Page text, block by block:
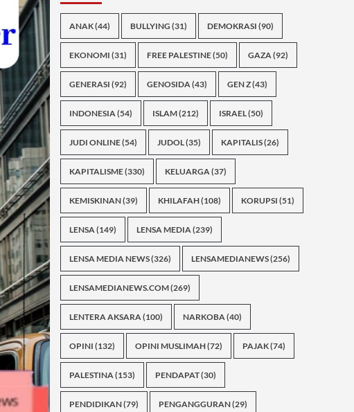
ANAK(44) BULLYING (31) DEMOKRASI (90)
EKONOMI (31) FREE PALESTINE(50) GAZA(92)
GENERASI (92) GENOSIDA(43) GEN Z(43)
INDONESIA(54) ISLAM(212) ISRAEL(50)
JUDI ONLINE(54) JUDOL(35) KAPITALIS(26)
KAPITALISME(330) KELUARGA(37)
KEMISKINAN(39) KHILAFAH(108) KORUPSI (51)
LENSA(149) LENSA MEDIA(239)
LENSA MEDIA NEWS(326) LENSAMEDIANEWS(256)
LENSAMEDIANEWS.COM(269)
LENTERA AKSARA(100) NARKOBA(40)
OPINI (132) OPINI MUSLIMAH(72) PAJAK(74)
PALESTINA(153) PENDAPAT(30)
PENDIDIKAN(79) PENGANGGURAN(29)